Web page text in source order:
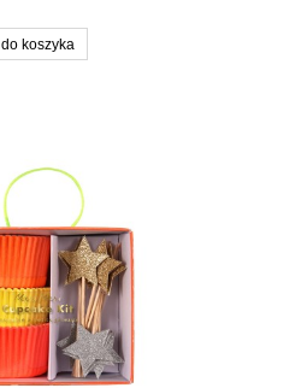
do koszyka